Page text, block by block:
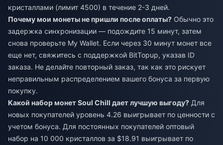
кристаллами (лимит 4500) в течение 2-3 дней.
Почему мои монеты не пришли после оплаты? Обычно это
задержка синхронизации — подождите 15 минут, затем
снова проверьте My Wallet. Если через 30 минут монет все
еще нет, свяжитесь с поддержкой BitTopup, указав ID
заказа. Не делайте повторный заказ, так как это рискует
неправильным распределением вашего бонуса за первую
покупку.
Какой набор монет Soul Chill дает лучшую выгоду? Для
новых покупателей уровень 4.26 выигрывает по ценности с
учетом бонуса. Для постоянных покупателей оптовый
набор на 10 000 кристаллов за $18.91 выигрывает по